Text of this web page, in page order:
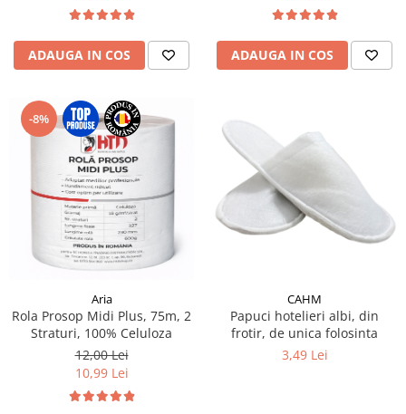
ADAUGA IN COS ADAUGA IN COS
-8%
Aria
Rola Prosop Midi Plus, 75m, 2
Straturi, 100% Celuloza
12,00 Lei
10,99 Lei
CAHM
Papuci hotelieri albi, din
frotir, de unica folosinta
3,49 Lei